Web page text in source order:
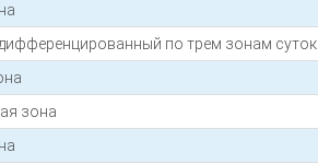
по трем зонам суток
зона